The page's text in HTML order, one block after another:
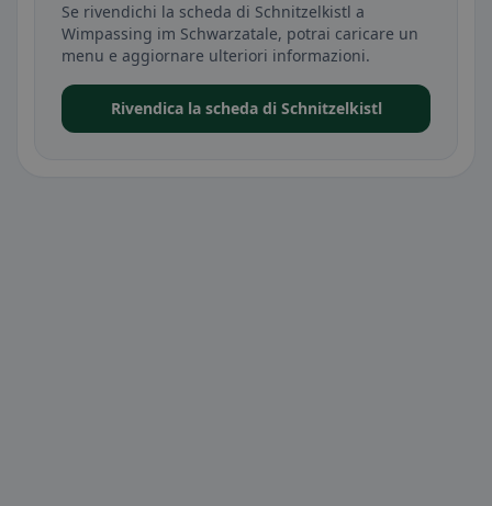
Se rivendichi la scheda di Schnitzelkistl a
Wimpassing im Schwarzatale, potrai caricare un
menu e aggiornare ulteriori informazioni.
Rivendica la scheda di Schnitzelkistl